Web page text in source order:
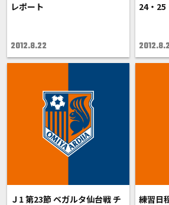
レポート
2012.8.22
24・25
Ｊ1 第23節 ベガルタ仙台戦 チ 練習日